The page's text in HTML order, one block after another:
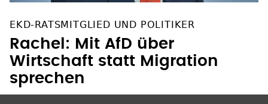
EKD-RATSMITGLIED UND POLITIKER
Rachel: Mit AfD über
Wirtschaft statt Migration
sprechen